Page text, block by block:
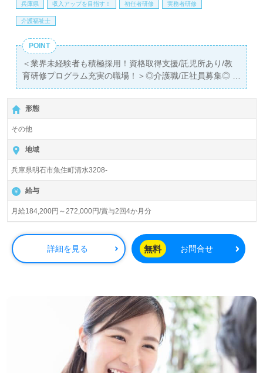
兵庫県 収入アップを目指す！ 初任者研修 実務者研修
介護福祉士
POINT
＜業界未経験者も積極採用！資格取得支援/託児所あり/教
育研修プログラム充実の職場！＞◎介護職/正社員募集◎
【月給228,000円～337,000円/賞与2回】＊資格がこれから
の方もご応募可能＊『方南町駅』徒歩5分。
入所定員84名（ユニット型/全室個室）『特別養護老人ホー
ム中野すみれ園』 社会福祉法人すみれ福祉会（本部：兵庫
県明石市）様の運営です。岡山県、広島県、東京都を中心
に介護老人保健施設、特別養護老人ホーム、居宅介護支援
事業を展開されています。
◎ぬくもりを感じる介護支援！『自分と自分の大切な人に
も入所してもらいたい』と思う介護支援を目指される事業
所様！◎
看護助手や介護職経験のある方はもちろん、これから介護
職を目指される方も幅広く募集します。特別養護老人ホー
ムでの勤務経験は問いません。明るく広々とした居室、充
に立ちたい、資格/経験を活かしたい』『資格取得を目指し
ている、介護知識や技術力を高めたい』『仕事をしながら
キャリアアップを実現したい』『やりがいを感じながら働
きたい』『転職でキャリアチェンジ、施設形態や環境を変
えて働きたい』等の方も大歓迎です！募集詳細等、担当コ
ンサルタントよりご案内します。お問い合わせも遠慮なく
形態
その他
地域
兵庫県明石市魚住町清水3208-
給与
月給184,200円～272,000円/賞与2回4か月分
詳細を見る 無料 お問合せ